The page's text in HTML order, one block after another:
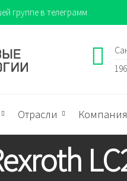
группе в телеграмм
Отрасли Компания